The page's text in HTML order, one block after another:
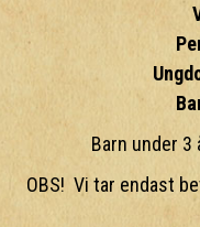
Barn under
OBS! Vi tar endast